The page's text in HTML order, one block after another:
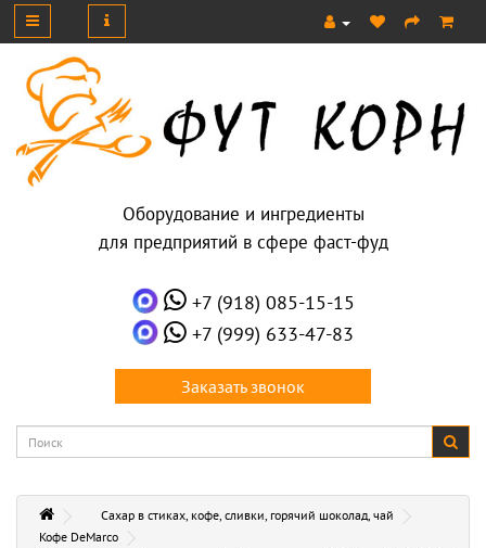
Оборудование и ингредиенты
для предприятий в сфере фаст-фуд
+7 (918) 085-15-15
+7 (999) 633-47-83
Заказать звонок
Сахар в стиках, кофе, сливки, горячий шоколад, чай
Кофе DeMarco